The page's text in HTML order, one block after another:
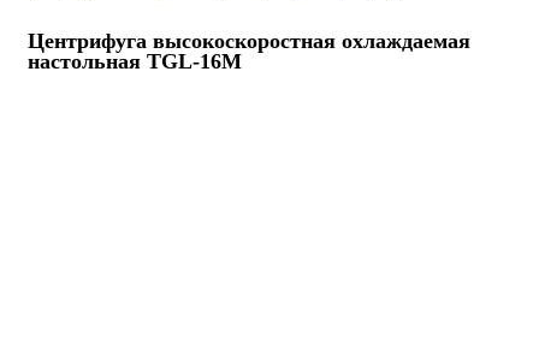
Центрифуга высокоскоростная охлаждаемая
настольная TGL-16M